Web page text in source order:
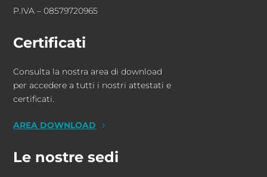
P.IVA – 08579720965
Certificati
Consulta la nostra area di download
per accedere a tutti i nostri attestati e
certificati.
AREA DOWNLOAD
Le nostre sedi